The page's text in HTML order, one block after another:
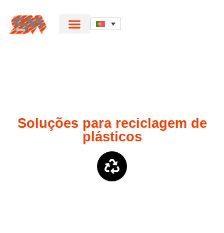
Soluções para reciclagem de
plásticos